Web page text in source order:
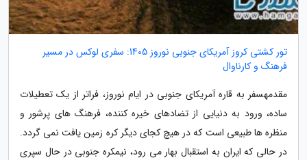
تور کشتی کروز آمریکای جنوبی نوروز 1405: سفری لوکس در مسیر
فرهنگ و کارناوال
مقدمهسفر به قاره آمریکای جنوبی در ایام نوروز، فراتر از یک تعطیلات
ساده، ورود به دنیایی از تضادهای خیره کننده، فرهنگ های پرشور و
منظره ها طبیعی است که در هیچ کجای دیگر کره زمین یافت نمی گردد.
در حالی که ایران به استقبال بهار می رود، نیمکره جنوبی در حال سپری